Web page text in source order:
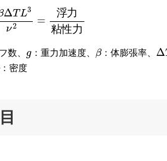
ΔT L3
ν2 =
浮力
粘性力
T L 3ν2= 力粘性
数、 g
g ：重力加速度、 β
β：体膨張率、 Δ
Δ
：密度